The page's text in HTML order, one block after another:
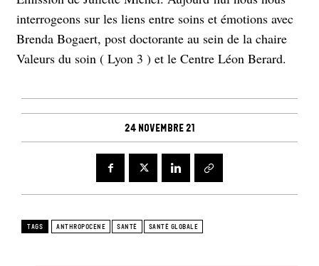
interrogeons sur les liens entre soins et émotions avec
Brenda Bogaert, post doctorante au sein de la chaire
Valeurs du soin ( Lyon 3 ) et le Centre Léon Berard.
24 novembre 21
TAGS ANTHROPOCENE SANTÉ SANTÉ GLOBALE